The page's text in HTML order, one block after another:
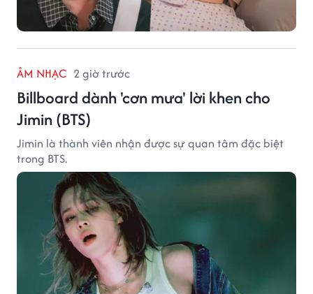
ÂM NHẠC 2 giờ trước
Billboard dành 'cơn mưa' lời khen cho
Jimin (BTS)
Jimin là thành viên nhận được sự quan tâm đặc biệt
trong BTS.